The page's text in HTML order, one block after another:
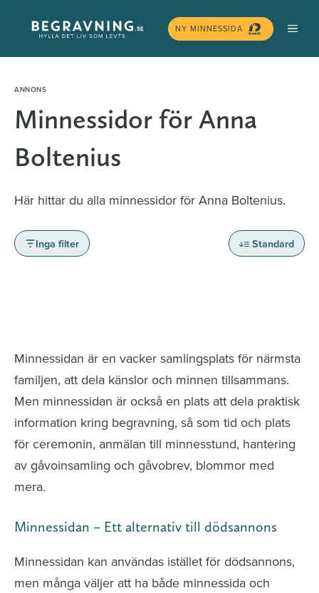
innehåll
NY MINNESSIDA
Minnessidor för Anna
Boltenius
Här hittar du alla minnessidor för Anna Boltenius.
Inga filter Standard
Minnessidan är en vacker samlingsplats för närmsta
familjen, att dela känslor och minnen tillsammans.
Men minnessidan är också en plats att dela praktisk
information kring begravning, så som tid och plats
för ceremonin, anmälan till minnesstund, hantering
av gåvoinsamling och gåvobrev, blommor med
mera.
Minnessidan – Ett alternativ till dödsannons
Minnessidan kan användas istället för dödsannons,
men många väljer att ha både minnessida och